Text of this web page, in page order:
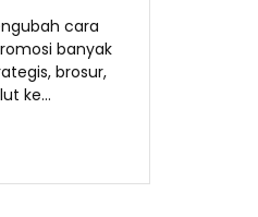
cara
banyak
brosur,
ke…